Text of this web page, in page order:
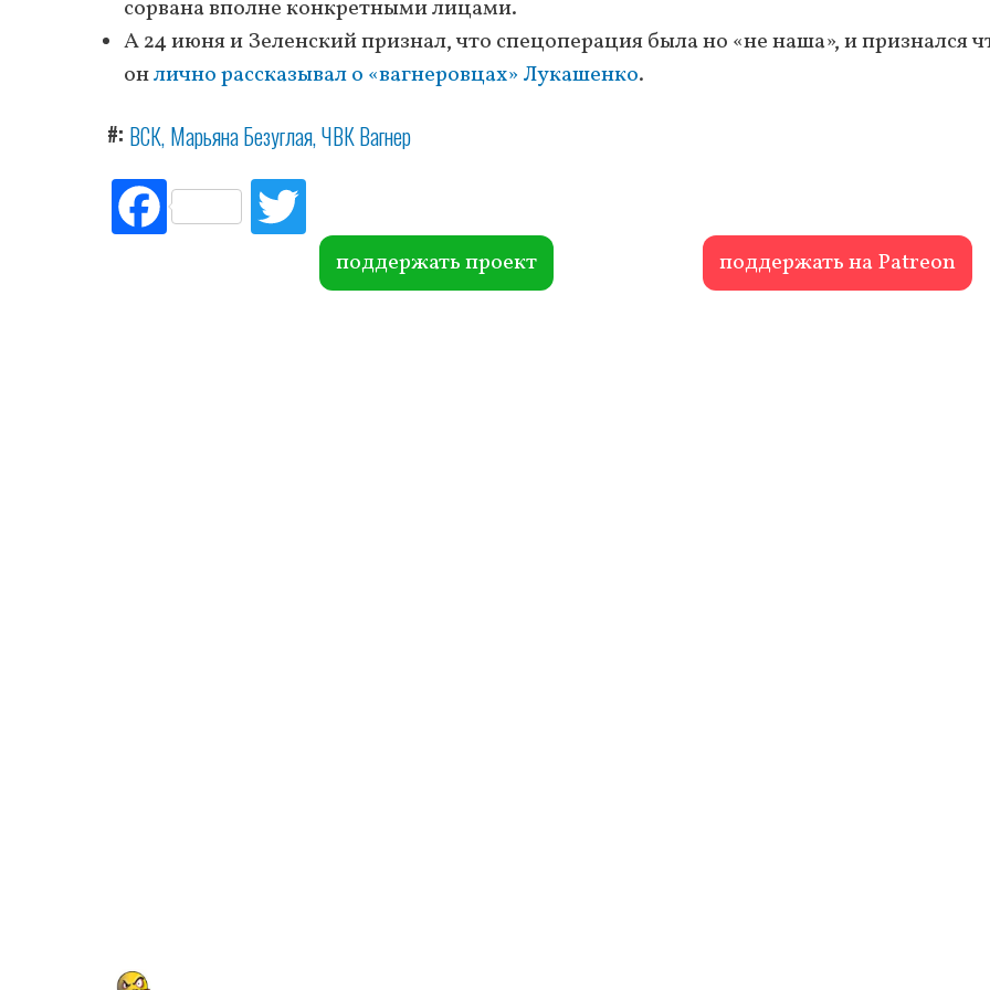
сорвана вполне конкретными лицами.
А 24 июня и Зеленский признал, что спецоперация была но «не наша», и признался
онлично рассказывал о «вагнеровцах» Лукашенко.
# ВСК Марьяна Безуглая ЧВК Вагнер
Fac
ebo itte
r поддержать проект поддержать на Patreon